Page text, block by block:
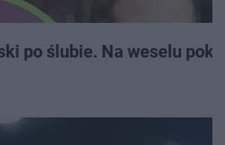
po ślubie. Na weselu